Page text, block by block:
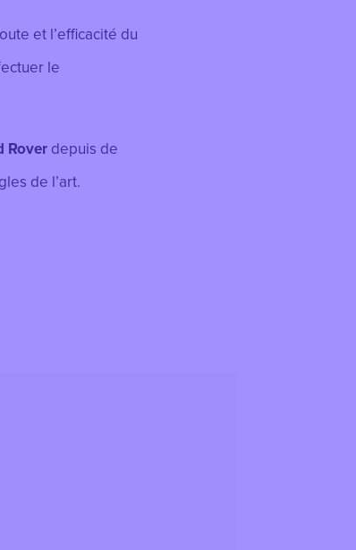
et l’efficacité du
le
Rover depuis de
de l’art.